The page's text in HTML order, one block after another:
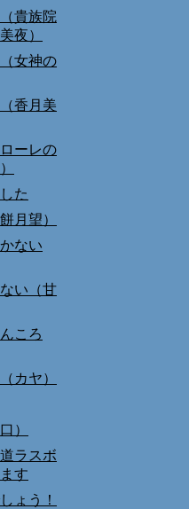
貴族院
夜）
女神の
香月美
ーレの
た
月望）
ない
い（甘
ころ
カヤ）
）
ラスボ
す
ょう！